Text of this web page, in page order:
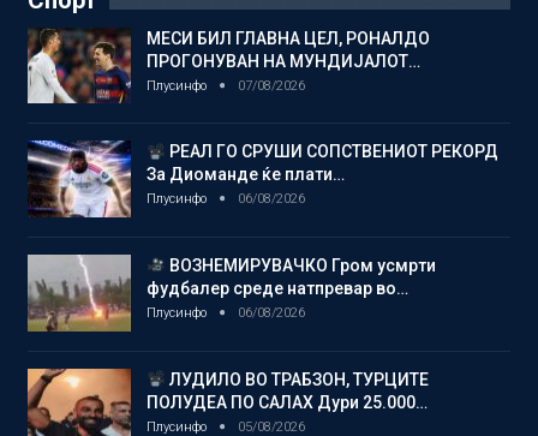
МЕСИ БИЛ ГЛАВНА ЦЕЛ, РОНАЛДО
ПРОГОНУВАН НА МУНДИЈАЛОТ…
Плусинфо 07/08/2026
РЕАЛ ГО СРУШИ СОПСТВЕНИОТ РЕКОРД
За Диоманде ќе плати…
Плусинфо 06/08/2026
ВОЗНЕМИРУВАЧКО Гром усмрти
фудбалер среде натпревар во…
Плусинфо 06/08/2026
ЛУДИЛО ВО ТРАБЗОН, ТУРЦИТЕ
ПОЛУДЕА ПО САЛАХ Дури 25.000…
Плусинфо 05/08/2026